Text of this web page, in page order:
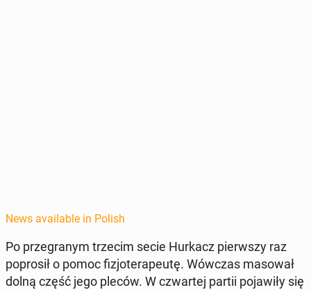
News available in Polish
Po prze­granym trzecim secie Hurkacz pier­wszy raz
poprosił o pomoc fizjoter­apeutę. Wówczas masował
dolną część jego pleców. W czwartej partii po­jaw­iły się